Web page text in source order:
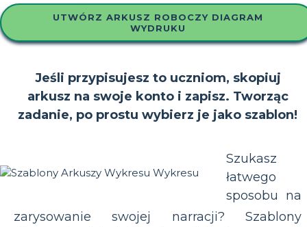
UTWÓRZ ARKUSZ ROBOCZY DIAGRAM
WYDRUKU
Jeśli przypisujesz to uczniom, skopiuj
arkusz na swoje konto i zapisz. Tworząc
zadanie, po prostu wybierz je jako szablon!
Szukasz
łatwego
sposobu na
zarysowanie swojej narracji? Szablony